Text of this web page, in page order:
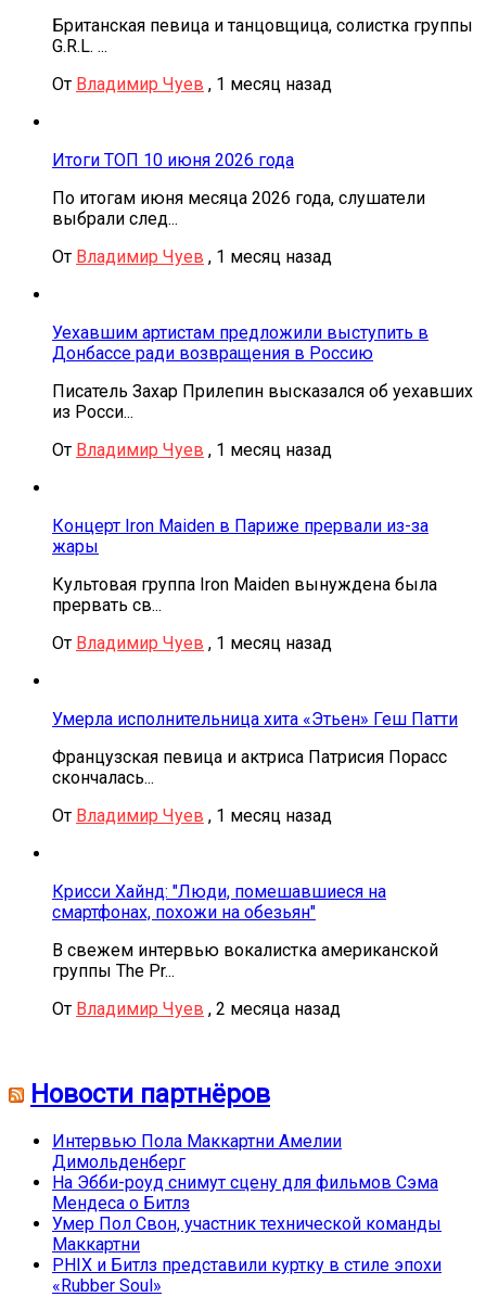
Британская певица и танцовщица, солистка группы
G.R.L. ...
От Владимир Чуев , 1 месяц назад
Итоги ТОП 10 июня 2026 года
По итогам июня месяца 2026 года, слушатели
выбрали след...
От Владимир Чуев , 1 месяц назад
Уехавшим артистам предложили выступить в
Донбассе ради возвращения в Россию
Писатель Захар Прилепин высказался об уехавших
из Росси...
От Владимир Чуев , 1 месяц назад
Концерт Iron Maiden в Париже прервали из-за
жары
Культовая группа Iron Maiden вынуждена была
прервать св...
От Владимир Чуев , 1 месяц назад
Умерла исполнительница хита «Этьен» Геш Патти
Французская певица и актриса Патрисия Порасс
скончалась...
От Владимир Чуев , 1 месяц назад
Крисси Хайнд: "Люди, помешавшиеся на
смартфонах, похожи на обезьян"
В свежем интервью вокалистка американской
группы The Pr...
От Владимир Чуев , 2 месяца назад
Новости партнёров
Интервью Пола Маккартни Амелии
Димольденберг
На Эбби-роуд снимут сцену для фильмов Сэма
Мендеса о Битлз
Умер Пол Свон, участник технической команды
Маккартни
PHIX и Битлз представили куртку в стиле эпохи
«Rubber Soul»